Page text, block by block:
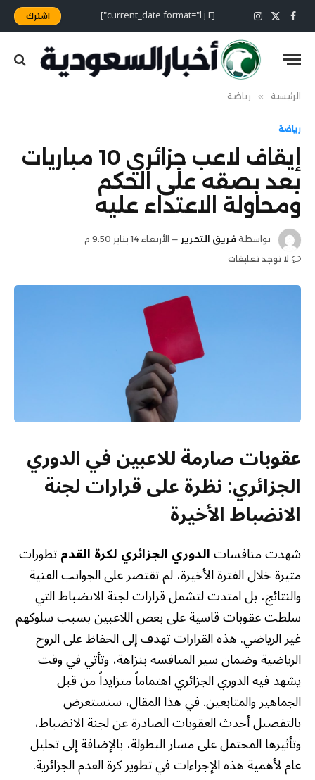
فيسبوك
X
(Twitter)
الانستغرام [current_date format="l j F"] اشترك
الرئيسية » رياضة
رياضة
إيقاف لاعب جزائري 10 مباريات
بعد بصقه على الحكم
ومحاولة الاعتداء عليه
بواسطة فريق التحرير
الأربعاء 14 يناير 9:50 م
لا توجد تعليقات
عقوبات صارمة للاعبين في الدوري
الجزائري: نظرة على قرارات لجنة
الانضباط الأخيرة
شهدت منافساتالدوري الجزائري لكرة القدمتطورات
مثيرة خلال الفترة الأخيرة، لم تقتصر على الجوانب الفنية
والنتائج، بل امتدت لتشمل قرارات لجنة الانضباط التي
سلطت عقوبات قاسية على بعض اللاعبين بسبب سلوكهم
غير الرياضي. هذه القرارات تهدف إلى الحفاظ على الروح
الرياضية وضمان سير المنافسة بنزاهة، وتأتي في وقت
يشهد فيه الدوري الجزائري اهتماماً متزايداً من قبل
الجماهير والمتابعين. في هذا المقال، سنستعرض
بالتفصيل أحدث العقوبات الصادرة عن لجنة الانضباط،
وتأثيرها المحتمل على مسار البطولة، بالإضافة إلى تحليل
عام لأهمية هذه الإجراءات في تطوير كرة القدم الجزائرية.